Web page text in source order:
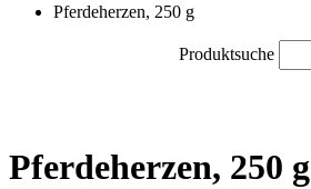
Pferdeherzen, 250 g
Produktsuche
Pferdeherzen, 250 g